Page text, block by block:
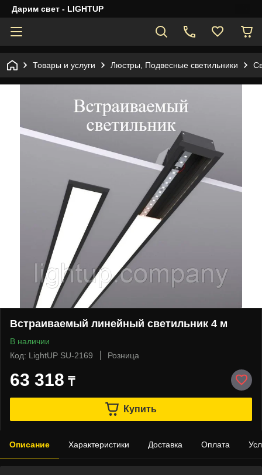
Дарим свет - LIGHTUP
Товары и услуги Люстры, Подвесные светильники
Встраиваемый линейный светильник 4 м
В наличии
Код: LightUP SU-2169
Розница
63 318 ₸
Купить
Описание Характеристики Доставка Оплата